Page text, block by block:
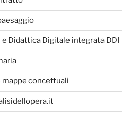
e Didattica Digitale integrata DDI
mappe concettuali